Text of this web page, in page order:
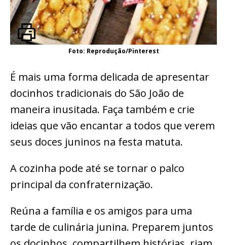
Foto: Reprodução/Pinterest
É mais uma forma delicada de apresentar
docinhos tradicionais do São João de
maneira inusitada. Faça também e crie
ideias que vão encantar a todos que verem
seus doces juninos na festa matuta.
A cozinha pode até se tornar o palco
principal da confraternização.
Reúna a família e os amigos para uma
tarde de culinária junina. Preparem juntos